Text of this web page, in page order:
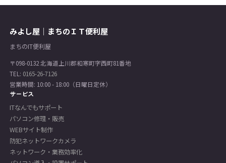
みよし屋｜まちのＩＴ便利屋
まちのIT便利屋
〒098-0132 北海道上川郡和寒町字西町81番地
TEL: 0165-26-7126
営業時間: 10:00 - 18:00（日曜日定休）
サービス
ITなんでもサポート
パソコン修理・販売
WEBサイト制作
防犯ネットワークカメラ
ネットワーク・業務効率化